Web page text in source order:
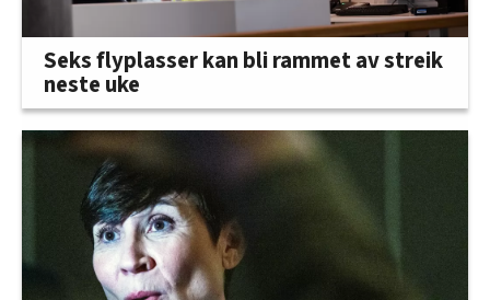
Seks flyplasser kan bli rammet av streik
neste uke